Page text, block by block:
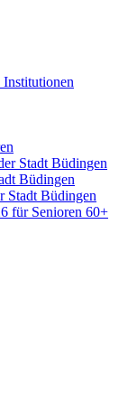
Stadt Büdingen
Büdingen
Stadt Büdingen
für Senioren 60+